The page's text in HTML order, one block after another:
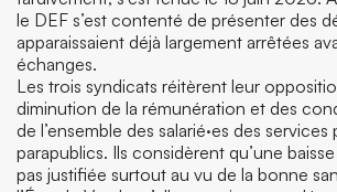
le DEF s’est contenté de présenter des
apparaissaient déjà largement arrêtées
échanges.
Les trois syndicats réitèrent leur
diminution de la rémunération et des
de l’ensemble des salarié·es des
parapublics. Ils considèrent qu’une baisse
pas justifiée surtout au vu de la bonne